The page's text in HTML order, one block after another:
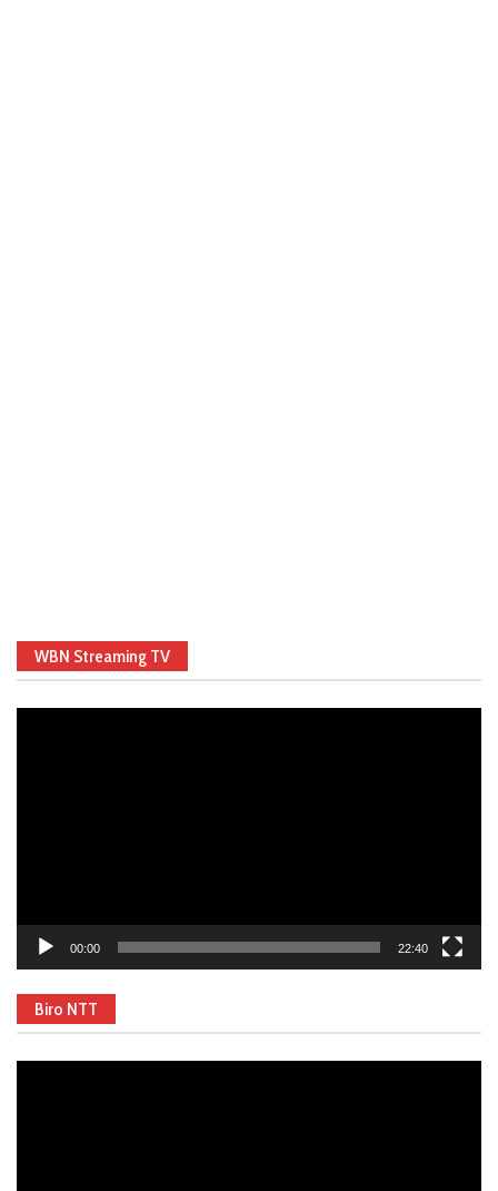
WBN Streaming TV
00:00 22:40
Biro NTT